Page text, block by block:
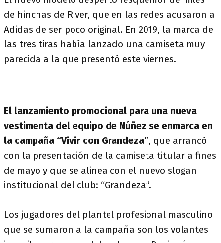
de hinchas de River, que en las redes acusaron a
Adidas de ser poco original. En 2019, la marca de
las tres tiras había lanzado una camiseta muy
parecida a la que presentó este viernes.
El lanzamiento promocional para una nueva
vestimenta del equipo de Núñez se enmarca en
la campaña “Vivir con Grandeza”, que arrancó
con la presentación de la camiseta titular a fines
de mayo y que se alinea con el nuevo slogan
institucional del club: “Grandeza”.
Los jugadores del plantel profesional masculino
que se sumaron a la campaña son los volantes